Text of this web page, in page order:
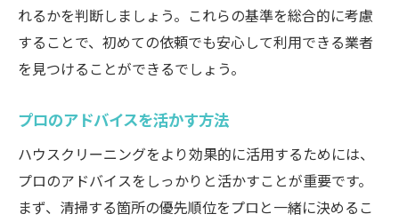
れるかを判断しましょう。これらの基準を総合的に考慮
することで、初めての依頼でも安心して利用できる業者
を見つけることができるでしょう。
プロのアドバイスを活かす方法
ハウスクリーニングをより効果的に活用するためには、
プロのアドバイスをしっかりと活かすことが重要です。
まず、清掃する箇所の優先順位をプロと一緒に決めるこ